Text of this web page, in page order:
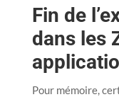
Fin de
dans les
Pour mémoire,